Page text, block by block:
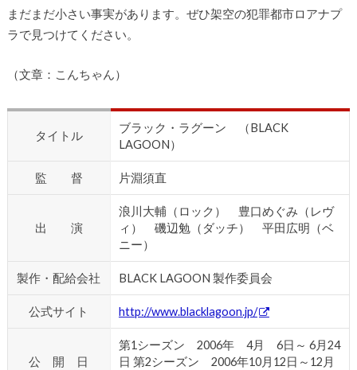
まだまだ小さい事実があります。ぜひ架空の犯罪都市ロアナプ
ラで見つけてください。
（文章：こんちゃん）
タイトル
ブラック・ラグーン （BLACK
LAGOON）
監 督 片淵須直
出 演
浪川大輔（ロック） 豊口めぐみ（レヴ
ィ） 磯辺勉（ダッチ） 平田広明（ベ
ニー）
製作・配給会社 BLACK LAGOON 製作委員会
公式サイト http://www.blacklagoon.jp/
公 開 日
第1シーズン 2006年 4月 6日～ 6月24
日 第2シーズン 2006年10月12日～12月